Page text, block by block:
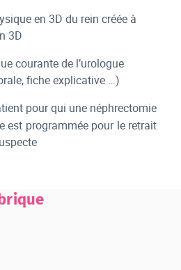
en 3D du rein créée à
3D
courante de l’urologue
fiche explicative …)
pour qui une néphrectomie
est programmée pour le retrait